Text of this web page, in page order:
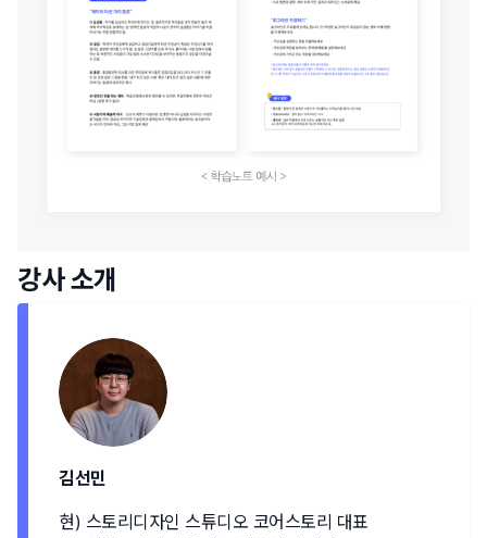
강사 소개
김선민
현) 스토리디자인 스튜디오 코어스토리 대표